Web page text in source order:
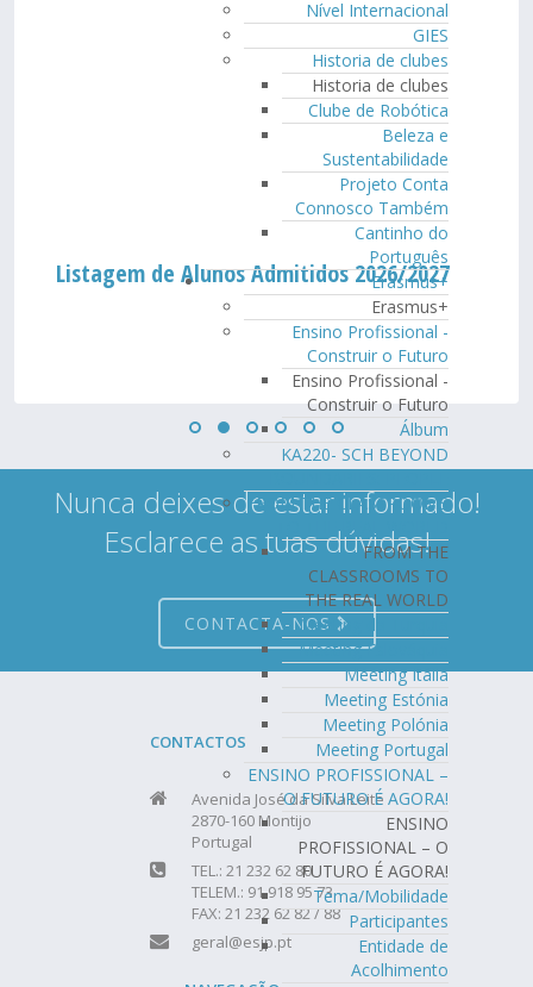
Nível Internacional
GIES
Historia de clubes
Historia de clubes
Clube de Robótica
Beleza e
Sustentabilidade
Projeto Conta
Connosco Também
Cantinho do
Português
Erasmus+
Erasmus+
Ensino Profissional -
Construir o Futuro
Ensino Profissional -
Construir o Futuro
Álbum
KA220- SCH BEYOND
FROM THE CLASSROOMS
TO THE REAL WORLD
FROM THE
CLASSROOMS TO
THE REAL WORLD
Meeting da Turquia
Meeting Eslováquia
Meeting Itália
Meeting Estónia
Meeting Polónia
Meeting Portugal
ENSINO PROFISSIONAL –
O FUTURO É AGORA!
ENSINO
PROFISSIONAL – O
FUTURO É AGORA!
Tema/Mobilidade
Participantes
Entidade de
Acolhimento
Listagem de Alunos Admitidos 2026/2027
Nunca deixes de estar informado!
Esclarece as tuas dúvidas!
CONTACTA-NOS
CONTACTOS
Avenida José da Silva Leite
2870-160 Montijo
Portugal
TEL.: 21 232 62 80
TELEM.: 91 918 95 73
FAX: 21 232 62 82 / 88
geral@esjp.pt